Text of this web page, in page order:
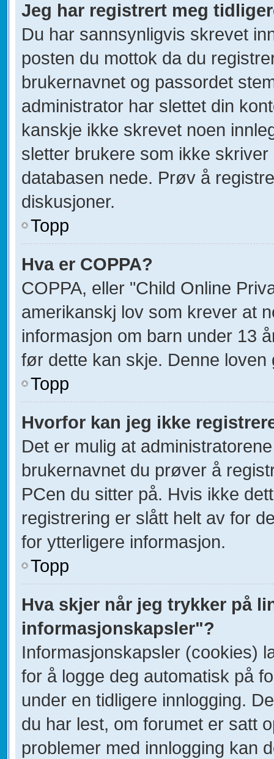
Jeg har registrert meg
Du har sannsynligvis skrevet
posten du mottok da du
brukernavnet og passordet
administrator har slettet din
kanskje ikke skrevet noen
sletter brukere som ikke
databasen nede. Prøv å
diskusjoner.
Topp
Hva er COPPA?
COPPA, eller "Child Online
amerikanskj lov som krever at
informasjon om barn under 13
før dette kan skje. Denne
Topp
Hvorfor kan jeg ikke
Det er mulig at
brukernavnet du prøver å
PCen du sitter på. Hvis ikke
registrering er slått helt av for
for ytterligere informasjon.
Topp
Hva skjer når jeg trykker på
informasjonskapsler"?
Informasjonskapsler (cookies)
for å logge deg automatisk på
under en tidligere innlogging.
du har lest, om forumet er satt
problemer med innlogging kan